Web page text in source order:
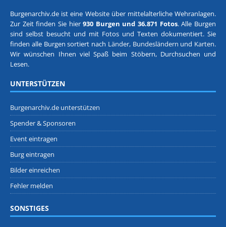
Burgenarchiv.de ist eine Website über mittelalterliche Wehranlagen.
Zur Zeit finden Sie hier930 Burgen und 36.871 Fotos. Alle Burgen
sind selbst besucht und mit Fotos und Texten dokumentiert. Sie
finden alle Burgen sortiert nach Länder, Bundesländern und Karten.
Wir wünschen Ihnen viel Spaß beim Stöbern, Durchsuchen und
Lesen.
UNTERSTÜTZEN
Burgenarchiv.de unterstützen
Spender & Sponsoren
Event eintragen
Burg eintragen
Bilder einreichen
Fehler melden
SONSTIGES